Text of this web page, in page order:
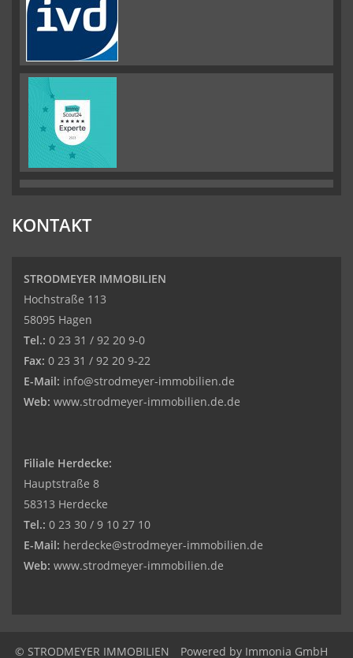
KONTAKT
STRODMEYER IMMOBILIEN
Hochstraße 113
58095 Hagen
Tel.: 0 23 31 / 92 20 9-0
Fax: 0 23 31 / 92 20 9-22
E-Mail: info@strodmeyer-immobilien.de
Web: www.strodmeyer-immobilien.de.de
Filiale Herdecke:
Hauptstraße 8
58313 Herdecke
Tel.: 0 23 30 / 9 10 27 10
E-Mail: herdecke@strodmeyer-immobilien.de
Web: www.strodmeyer-immobilien.de
© STRODMEYER IMMOBILIEN Powered by Immonia GmbH